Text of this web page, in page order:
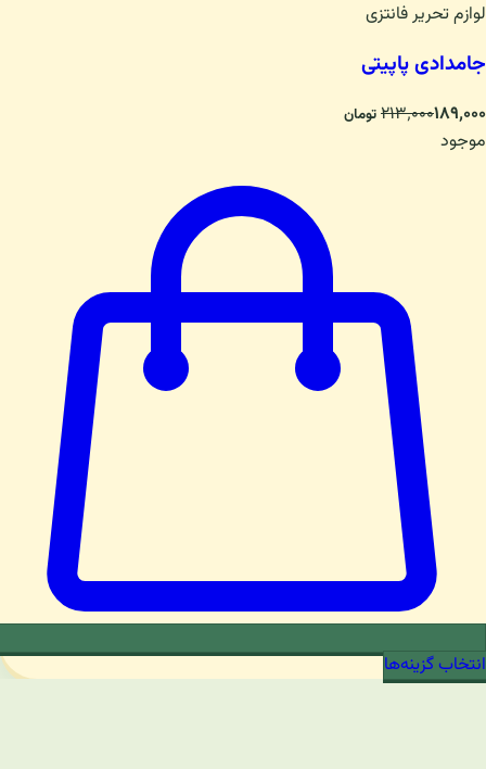
لوازم تحریر فانتزی
جامدادی پاپیتی
۲۱۳٬۰۰۰۱۸۹٬۰۰۰ تومان
موجود
انتخاب گزینه‌ها